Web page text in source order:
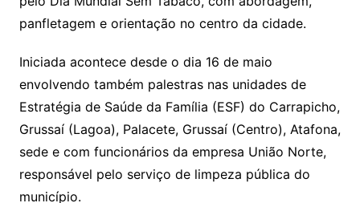
panfletagem e orientação no centro da cidade.
Iniciada acontece desde o dia 16 de maio
envolvendo também palestras nas unidades de
Estratégia de Saúde da Família (ESF) do Carrapicho,
Grussaí (Lagoa), Palacete, Grussaí (Centro), Atafona,
sede e com funcionários da empresa União Norte,
responsável pelo serviço de limpeza pública do
município.